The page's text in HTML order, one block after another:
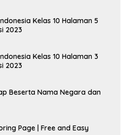
Kelas 10 Halaman 5
2023
Kelas 10 Halaman 3
2023
Beserta Nama Negara dan
Page | Free and Easy